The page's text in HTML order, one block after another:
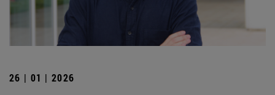
26 | 01 | 2026